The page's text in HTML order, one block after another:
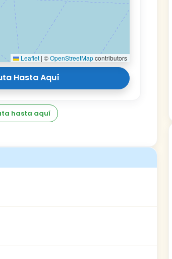
Leaflet | ©OpenStreetMapcontributors
Hasta Aquí
hasta aquí